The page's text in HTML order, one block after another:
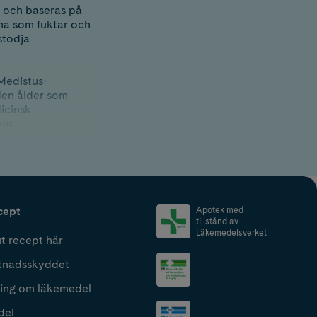
baseras på
som fuktar och
ålder som
finns
en
recept här
om läkemedel
Apotek med
tillstånd av
Läkemedelsverket